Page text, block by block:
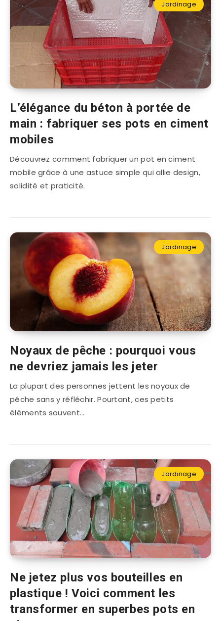
Jardinage
L’élégance du béton à portée de
main : fabriquer ses pots en ciment
mobiles
Découvrez comment fabriquer un pot en ciment
mobile grâce à une astuce simple qui allie design,
solidité et praticité.
Jardinage
Noyaux de pêche : pourquoi vous
ne devriez jamais les jeter
La plupart des personnes jettent les noyaux de
pêche sans y réfléchir. Pourtant, ces petits
éléments souvent…
Jardinage
Ne jetez plus vos bouteilles en
plastique ! Voici comment les
transformer en superbes pots en